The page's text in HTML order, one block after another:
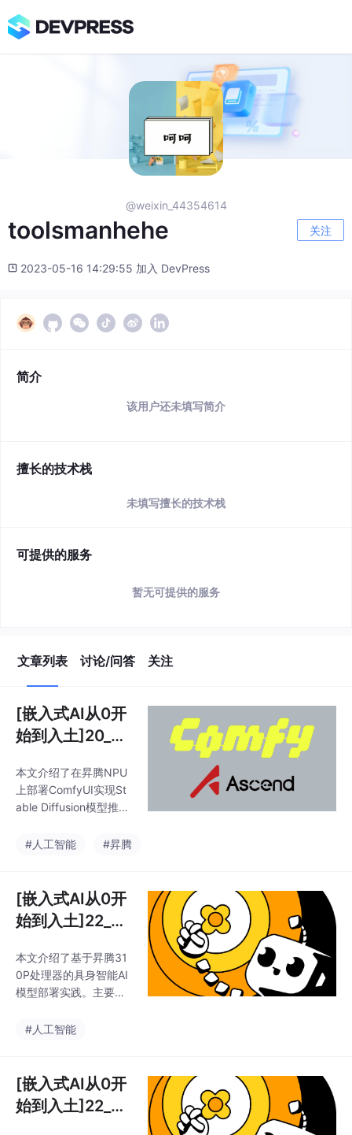
@weixin_44354614
toolsmanhehe 关注
2023-05-16 14:29:55 加入 DevPress
简介
该用户还未填写简介
擅长的技术栈
未填写擅长的技术栈
可提供的服务
暂无可提供的服务
文章列表 讨论/问答 关注
[嵌入式AI从0开
始到入土]20_在
ComfyUI部署S
D模型
本文介绍了在昇腾NPU
上部署ComfyUI实现St
able Diffusion模型推理
包括：1）ComfyUI的特
生支持；2）实测支持的
模型列表（SDXL、SD3
等），生图速度约20秒/
建指南，提供容器和源
码两种安装方式；4）
关键注意事项，如首次
量化模型等。教程适合
#人工智能 #昇腾
[嵌入式AI从0开
始到入土]22_基
模式的ACT模型
部署实践
本文介绍了基于昇腾31
0P处理器的具身智能AI
模型部署实践。主要内
（香橙派AI Station开发
模型下载（ACT动作分
块Transformer模型）
和代码部署（lerobot框
#人工智能
[嵌入式AI从0开
始到入土]22_基